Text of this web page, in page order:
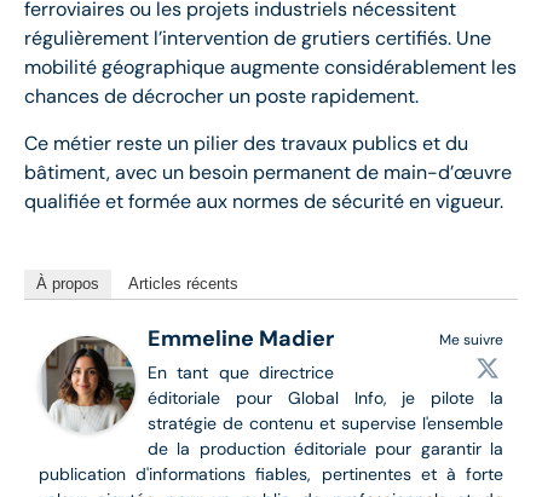
ferroviaires ou les projets industriels nécessitent
régulièrement l’intervention de grutiers certifiés. Une
mobilité géographique augmente considérablement les
chances de décrocher un poste rapidement.
Ce métier reste un pilier des travaux publics et du
bâtiment, avec un besoin permanent de main-d’œuvre
qualifiée et formée aux normes de sécurité en vigueur.
À propos Articles récents
Me suivre
Emmeline Madier
En tant que directrice
éditoriale pour Global Info, je pilote la
stratégie de contenu et supervise l'ensemble
de la production éditoriale pour garantir la
publication d'informations fiables, pertinentes et à forte